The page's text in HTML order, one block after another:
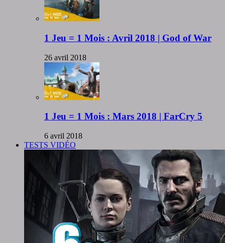
1 Jeu = 1 Mois : Avril 2018 | God of War
26 avril 2018
1 Jeu = 1 Mois : Mars 2018 | FarCry 5
6 avril 2018
TESTS VIDÉO